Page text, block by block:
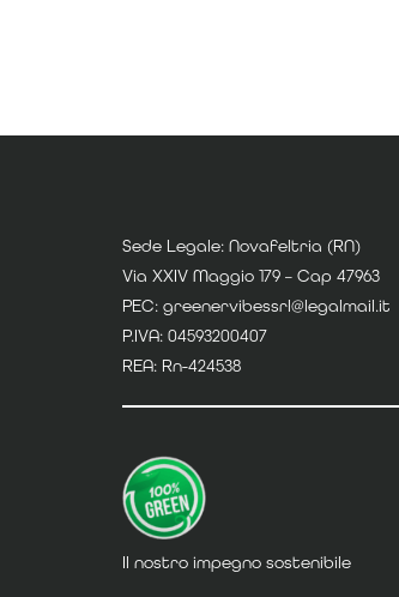
Sede Legale: Novafeltria (RN)
Via XXIV Maggio 179 – Cap 47963
PEC: greenervibessrl@legalmail.it
P.IVA: 04593200407
REA: Rn-424538
Il nostro impegno sostenibile